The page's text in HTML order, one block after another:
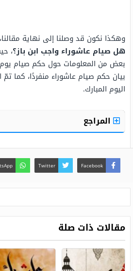
وهكذا نكون قد وصلنا إلى نهاية
هل صيام عاشوراء واجب ابن باز؟،
بعض من المعلومات حول حكم صيام يوم
بيان حكم صيام عاشوراء منفردًا، كما
اليوم المبارك.
المراجع
Facebook
Twitter
مقالات ذات صلة